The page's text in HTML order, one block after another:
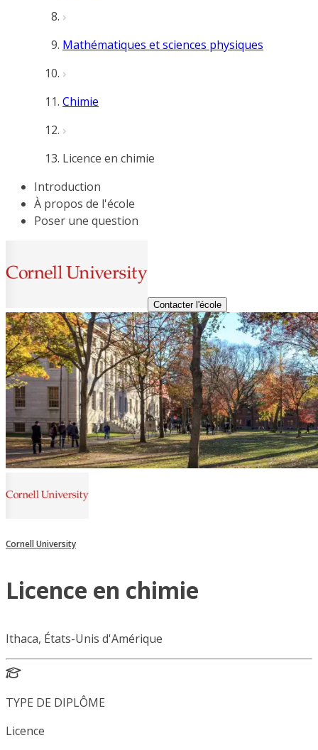
Mathématiques et sciences physiques
Chimie
Licence en chimie
Introduction
À propos de l'école
Poser une question
Contacter l'école
Cornell University
Licence en chimie
Ithaca, États-Unis d'Amérique
TYPE DE DIPLÔME
Licence